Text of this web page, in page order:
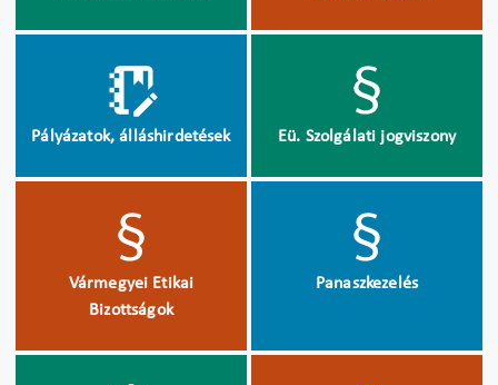
Pályázatok, álláshirdetések Eü. Szolgálati jogviszony
Vármegyei Etikai
Bizottságok
Panaszkezelés